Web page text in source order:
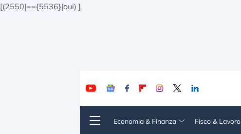
[(2550|=={5536}|oui) ]
Economia & Finanza Fisco & Lavoro